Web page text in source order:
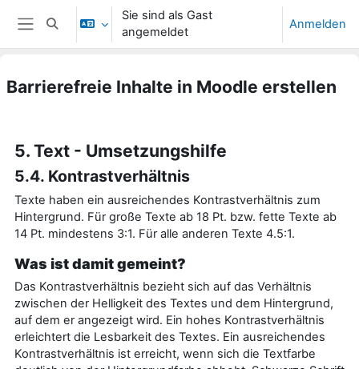
Zum Hauptinhalt
Website-Übersicht
Sucheingabe umschalten
Sie sind als Gast
angemeldet
Anmelden
Barrierefreie Inhalte in Moodle erstellen
5. Text - Umsetzungshilfe
5.4. Kontrastverhältnis
Texte haben ein ausreichendes Kontrastverhältnis zum
Hintergrund. Für große Texte ab 18 Pt. bzw. fette Texte ab
14 Pt. mindestens 3:1. Für alle anderen Texte 4.5:1.
Was ist damit gemeint?
Das Kontrastverhältnis bezieht sich auf das Verhältnis
zwischen der Helligkeit des Textes und dem Hintergrund,
auf dem er angezeigt wird. Ein hohes Kontrastverhältnis
erleichtert die Lesbarkeit des Textes. Ein ausreichendes
Kontrastverhältnis ist erreicht, wenn sich die Textfarbe